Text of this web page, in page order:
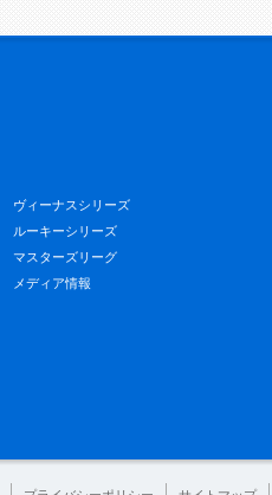
ヴィーナスシリーズ
ルーキーシリーズ
マスターズリーグ
メディア情報